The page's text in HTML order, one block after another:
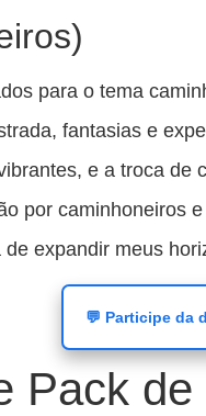
para o tema
fantasias e
e a troca
por caminhoneiros
expandir meus
💬 Participe da
Pack de